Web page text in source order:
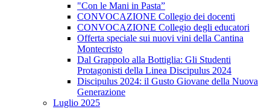
"Con le Mani in Pasta”
CONVOCAZIONE Collegio dei docenti
CONVOCAZIONE Collegio degli educatori
Offerta speciale sui nuovi vini della Cantina
Montecristo
Dal Grappolo alla Bottiglia: Gli Studenti
Protagonisti della Linea Discipulus 2024
Discipulus 2024: il Gusto Giovane della Nuova
Generazione
Luglio 2025